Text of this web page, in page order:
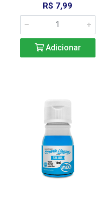
R$ 7,99
Adicionar